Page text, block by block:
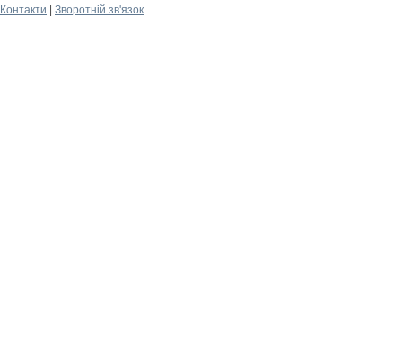
Контакти
Зворотній зв'язок